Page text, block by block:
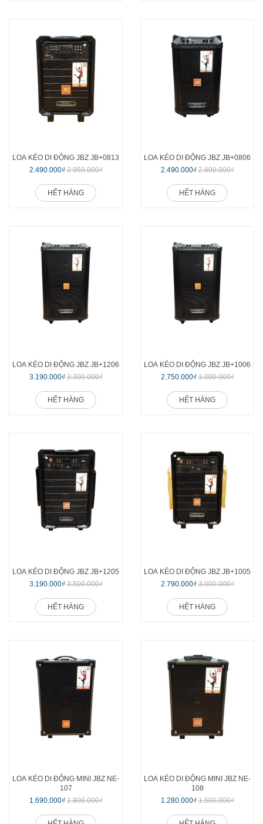
LOA KÉO DI ĐỘNG JBZ JB+0813
2.490.000₫ 2.950.000₫
HẾT HÀNG
LOA KÉO DI ĐỘNG JBZ JB+0806
2.490.000₫ 2.800.000₫
HẾT HÀNG
LOA KÉO DI ĐỘNG JBZ JB+1206
3.190.000₫ 3.300.000₫
HẾT HÀNG
LOA KÉO DI ĐỘNG JBZ JB+1006
2.750.000₫ 3.000.000₫
HẾT HÀNG
LOA KÉO DI ĐỘNG JBZ JB+1205
3.190.000₫ 3.500.000₫
HẾT HÀNG
LOA KÉO DI ĐỘNG JBZ JB+1005
2.790.000₫ 3.000.000₫
HẾT HÀNG
LOA KÉO DI ĐỘNG MINI JBZ NE-
107
1.690.000₫ 1.800.000₫
LOA KÉO DI ĐỘNG MINI JBZ NE-
108
1.280.000₫ 1.500.000₫